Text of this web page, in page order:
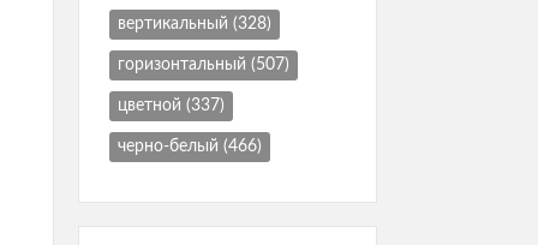
вертикальный (328)
горизонтальный (507)
цветной (337)
черно-белый (466)